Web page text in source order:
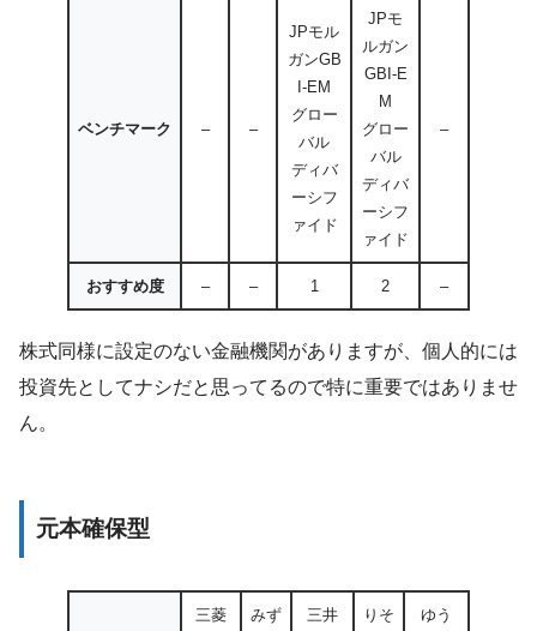
ベンチマーク – –
JPモル
ガンGB
I-EM
グロー
バル
ディバ
ーシフ
ァイド
JPモ
ルガン
GBI-E
M
グロー
バル
ディバ
ーシフ
ァイド
–
おすすめ度 – – 1 2 –
株式同様に設定のない金融機関がありますが、個人的には
投資先としてナシだと思ってるので特に重要ではありませ
ん。
元本確保型
三菱
みず
三井
りそ
ゆう